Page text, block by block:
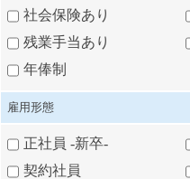
社会保険あり
残業手当あり
年俸制
雇用形態
正社員 -新卒-
契約社員